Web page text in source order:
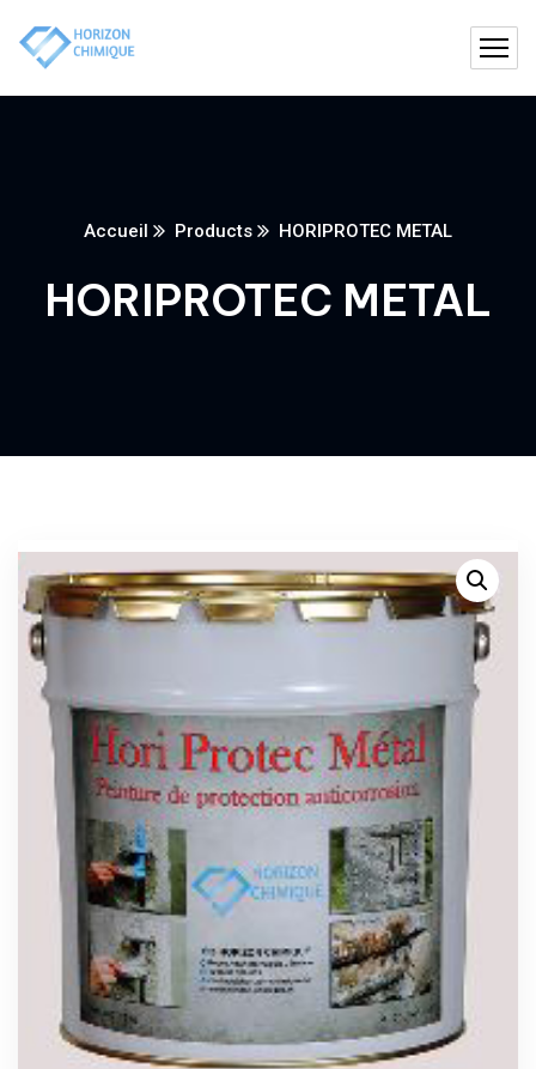
Accueil Products HORIPROTEC METAL
HORIPROTEC METAL